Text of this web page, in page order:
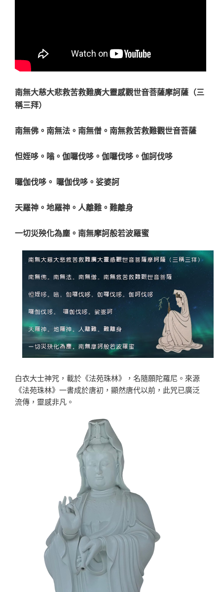
南無大慈大悲救苦救難廣大靈感觀世音菩薩摩訶薩（三
稱三拜）
南無佛。南無法。南無僧。南無救苦救難觀世音菩薩
怛姪哆。嗡。伽囉伐哆。伽囉伐哆。伽訶伐哆
囉伽伐哆。 囉伽伐哆。娑婆訶
天羅神。地羅神。人離難。難離身
一切災殃化為塵。南無摩訶般若波羅蜜
白衣大士神咒，載於《法苑珠林》，名隨願陀羅尼。來源
《法苑珠林》一書成於唐初，顯然唐代以前，此咒已廣泛
流傳，靈感非凡。